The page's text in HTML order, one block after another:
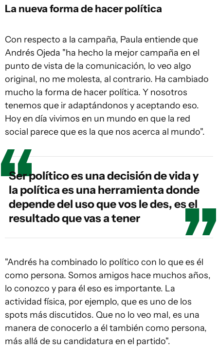
La nueva forma de hacer política
Con respecto a la campaña, Paula entiende que
Andrés Ojeda "ha hecho la mejor campaña en el
punto de vista de la comunicación, lo veo algo
original, no me molesta, al contrario. Ha cambiado
mucho la forma de hacer política. Y nosotros
tenemos que ir adaptándonos y aceptando eso.
Hoy en día vivimos en un mundo en que la red
social parece que es la que nos acerca al mundo".
Ser político es una decisión de vida y
la política es una herramienta donde
depende del uso que vos le des, es el
resultado que vas a tener
"Andrés ha combinado lo político con lo que es él
como persona. Somos amigos hace muchos años,
lo conozco y para él eso es importante. La
actividad física, por ejemplo, que es uno de los
spots más discutidos. Que no lo veo mal, es una
manera de conocerlo a él también como persona,
más allá de su candidatura en el partido".